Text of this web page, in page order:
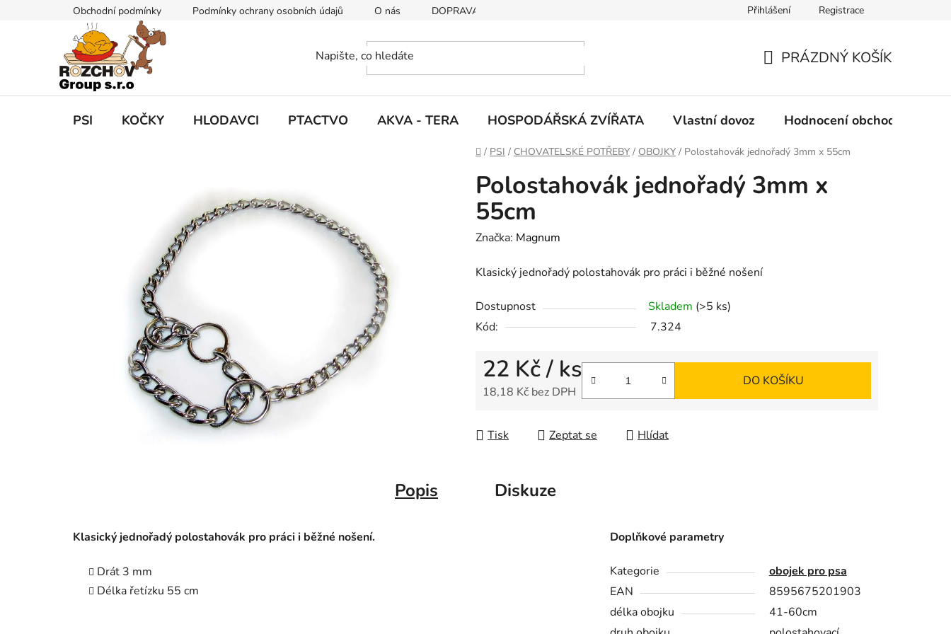
n
Obchodní podmínky Podmínky ochrany osobních údajů O nás DOPRAVA A PLATBY Přihlášení Registrace
K
U
O
PRÁZDNÝ KOŠÍK
PSI KOČKY HLODAVCI PTACTVO AKVA - TERA HOSPODÁŘSKÁ ZVÍŘATA Vlastní dovoz Hodnocení obchodu
D
m
ů
/ PSI / CHOVATELSKÉ POTŘEBY / OBOJKY / Polostahovák jednořadý 3mm x 55cm
Polostahovák jednořadý 3mm x
55cm
Značka: Magnum
Klasický jednořadý polostahovák pro práci i běžné nošení
Dostupnost Skladem (>5 ks)
Kód:
7.324
22 Kč/ ks
18,18 Kč bez DPH
DO KOŠÍKU
Tisk Zeptat se Hlídat
Popis Diskuze
Klasický jednořadý polostahovák pro práci i běžné nošení.
Drát 3 mm
Délka řetízku 55 cm
Doplňkové parametry
Kategorie
obojek pro psa
EAN
8595675201903
délka obojku
41-60cm